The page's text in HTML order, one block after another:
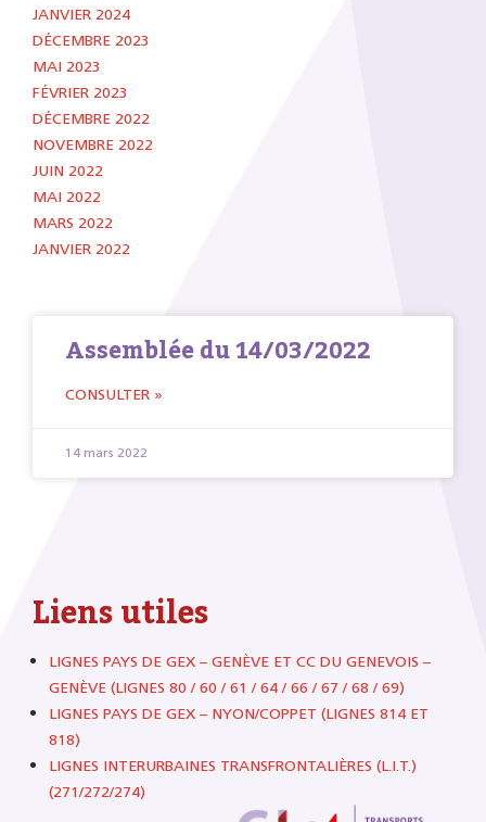
JANVIER 2024
DÉCEMBRE 2023
MAI 2023
FÉVRIER 2023
DÉCEMBRE 2022
NOVEMBRE 2022
JUIN 2022
MAI 2022
MARS 2022
JANVIER 2022
Assemblée du 14/03/2022
CONSULTER »
14 mars 2022
Liens utiles
LIGNES PAYS DE GEX – GENÈVE ET CC DU GENEVOIS –
GENÈVE (LIGNES 80 / 60 / 61 / 64 / 66 / 67 / 68 / 69)
LIGNES PAYS DE GEX – NYON/COPPET (LIGNES 814 ET
818)
LIGNES INTERURBAINES TRANSFRONTALIÈRES (L.I.T.)
(271/272/274)